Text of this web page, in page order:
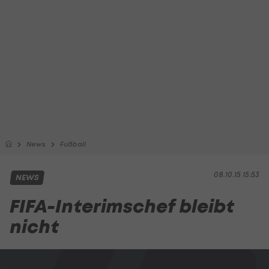
News Fußball
08.10.15 15:53
NEWS
FIFA-Interimschef bleibt
nicht